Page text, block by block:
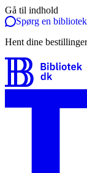
Gå til indhold
Spørg en
Hent dine